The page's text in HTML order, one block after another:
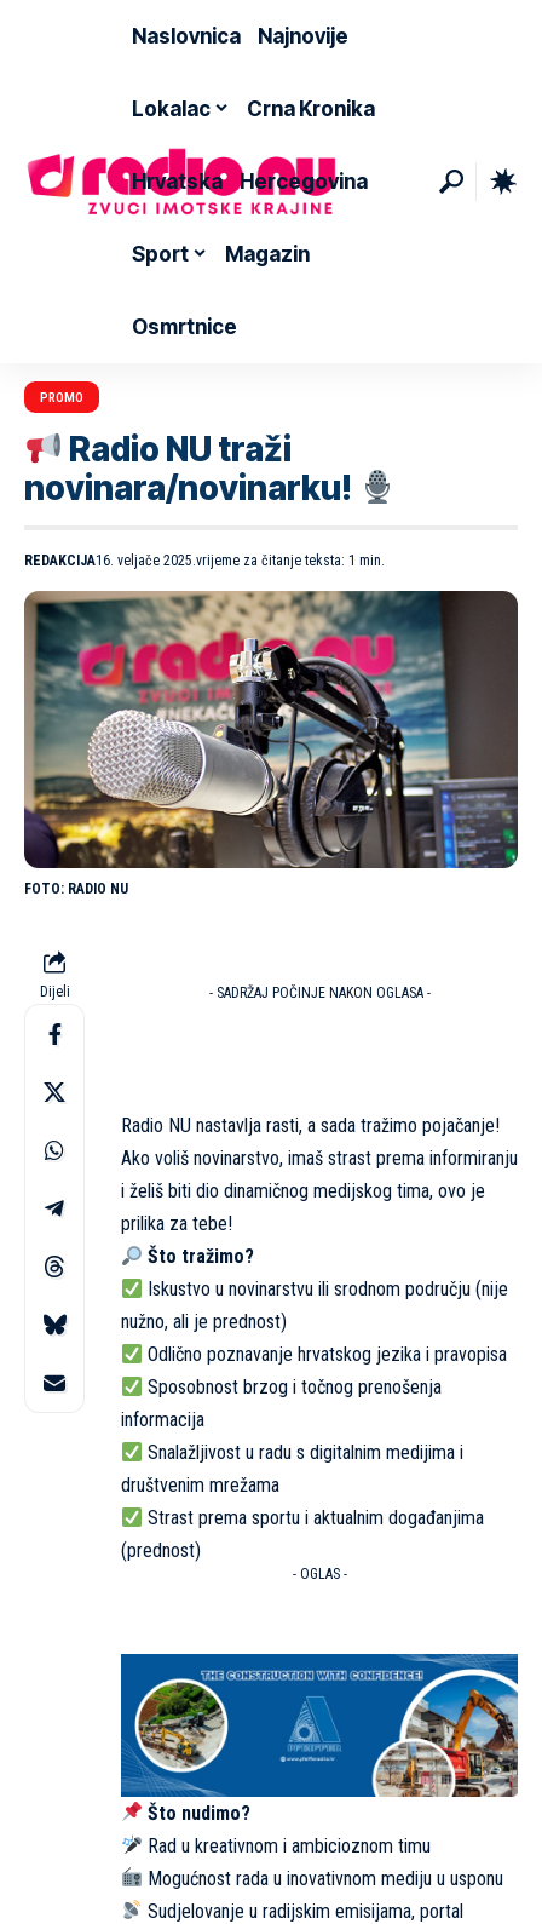
Naslovnica Najnovije
Lokalac Crna Kronika
Hrvatska Hercegovina
Sport Magazin
Osmrtnice
PROMO
Radio NU traži
novinara/novinarku!
REDAKCIJA16. veljače 2025. vrijeme za čitanje teksta: 1 min.
RADIO NU
Dijeli - SADRŽAJ POČINJE NAKON OGLASA -
Radio NU nastavlja rasti, a sada tražimo pojačanje!
Ako voliš novinarstvo, imaš strast prema informiranju
i želiš biti dio dinamičnog medijskog tima, ovo je
prilika za tebe!
Što tražimo?
Iskustvo u novinarstvu ili srodnom području (nije
nužno, ali je prednost)
Odlično poznavanje hrvatskog jezika i pravopisa
Sposobnost brzog i točnog prenošenja
informacija
Snalažljivost u radu s digitalnim medijima i
društvenim mrežama
Strast prema sportu i aktualnim događanjima
(prednost)
- OGLAS -
Što nudimo?
Rad u kreativnom i ambicioznom timu
Mogućnost rada u inovativnom mediju u usponu
Sudjelovanje u radijskim emisijama, portal